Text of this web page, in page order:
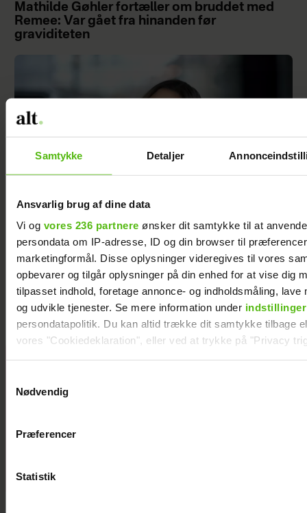
Samtykke Detaljer
Ansvarlig brug af dine data
Vi og vores 236 partnere ønsker dit samtykke til at
persondata om IP-adresse, ID og din browser til
marketingformål. Disse oplysninger videregives til vores
opbevarer og tilgår oplysninger på din enhed for at vise dig
tilpasset indhold, foretage annonce- og indholdsmåling, lave
og udvikle tjenester. Se mere information under indstillinger
persondatapolitik. Du kan altid trække dit samtykke tilbage
vores "Cookiedeklaration", eller ved at trykke på "Privacy
Vi anvender egne cookies og cookies fra tredjeparter til at
generere statistik og huske dine præferencer samt til brug
Nødvendig
Præferencer
Statistik
Mathilde Gøhler fortæller om bruddet med
Remee: Var gået fra hinanden før
graviditeten
Afslører familieforøgelse: Philine Roepstorff
og Jacob Bruun Larsen venter barn nummer
to
Se billedet: